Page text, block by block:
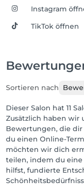
Instagram
TikTok öffnen
Sortieren nach
Dieser Salon hat 11
Zusätzlich haben
Bewertungen, die
du einen Online-
möchten wir dich
teilen, indem du
hilfst, fundierte